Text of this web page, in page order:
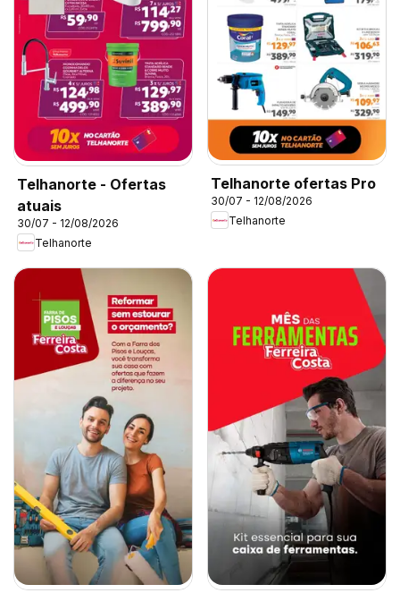
Telhanorte - Ofertas
atuais
30/07 - 12/08/2026
Telhanorte
Telhanorte ofertas Pro
30/07 - 12/08/2026
Telhanorte